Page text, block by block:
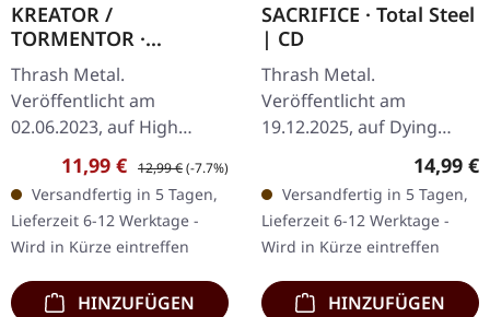
KREATOR /
TORMENTOR ·
Bonecrushing Demos
& Rehearsals '84-'85 |
CD+DVD
Thrash Metal.
Veröffentlicht am
02.06.2023, auf High
Roller Records. Slipcase, 2
Booklets (8 Seiten & 24
Seiten), Bonus-DVD
"Heavy Metal Battle
1986"…
Verkaufspreis:
11,99 € Regulärer Preis:
12,99 €(-7.7%)
Versandfertig in 5 Tagen,
Lieferzeit 6-12 Werktage -
Wird in Kürze eintreffen
HINZUFÜGEN
SACRIFICE · Total Steel
| CD
Thrash Metal.
Veröffentlicht am
19.12.2025, auf Dying
Victims Productions. CD
im Slipcase mit Sticker.
Haltet eure Nietengürtel
fest, denn Sacrifice…
14,99 €
Versandfertig in 5 Tagen,
Lieferzeit 6-12 Werktage -
Wird in Kürze eintreffen
HINZUFÜGEN